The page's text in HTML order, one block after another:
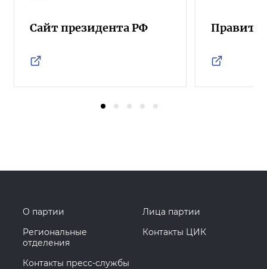
Сайт президента РФ
О партии
Лица партии
Региональные
отделения
Контакты ЦИК
Контакты пресс-службы